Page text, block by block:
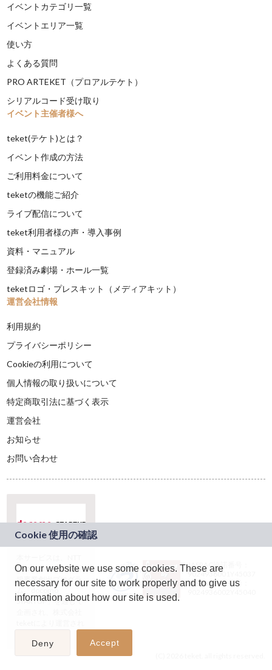
On our website we use some cookies. These are
necessary for our site to work properly and to give us
information about how our site is used.
Deny Accept
イベントカテゴリ一覧
イベントエリア一覧
使い方
よくある質問
PRO ARTEKET（プロアルテケト）
シリアルコード受け取り
イベント主催者様へ
teket(テケト)とは？
イベント作成の方法
ご利用料金について
teketの機能ご紹介
ライブ配信について
teket利用者様の声・導入事例
資料・マニュアル
登録済み劇場・ホール一覧
teketロゴ・プレスキット（メディアキット）
運営会社情報
利用規約
プライバシーポリシー
Cookieの利用について
個人情報の取り扱いについて
特定商取引法に基づく表示
運営会社
お知らせ
お問い合わせ
ドコモグループの新
規事業創出プログラ
ム「docomo
STARTUP」を通じて
JASRAC許諾番号：
9024936001Y45037
JASRAC許諾番号：